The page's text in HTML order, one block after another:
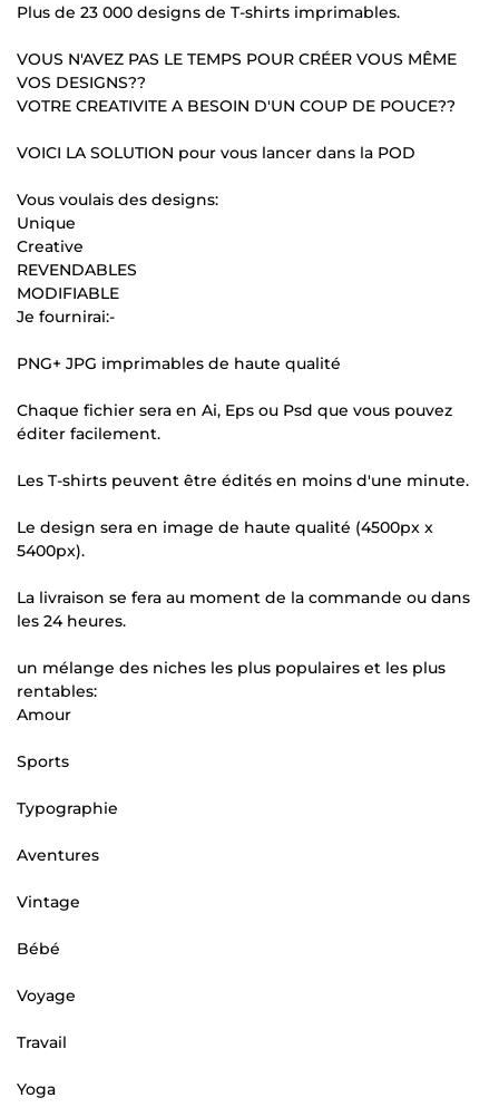
Plus de 23 000 designs de T-shirts imprimables.
VOUS N'AVEZ PAS LE TEMPS POUR CRÉER VOUS MÊME
VOS DESIGNS??
VOTRE CREATIVITE A BESOIN D'UN COUP DE POUCE??
VOICI LA SOLUTION pour vous lancer dans la POD
Vous voulais des designs:
Unique
Creative
REVENDABLES
MODIFIABLE
Je fournirai:-
PNG+ JPG imprimables de haute qualité
Chaque fichier sera en Ai, Eps ou Psd que vous pouvez
éditer facilement.
Les T-shirts peuvent être édités en moins d'une minute.
Le design sera en image de haute qualité (4500px x
5400px).
La livraison se fera au moment de la commande ou dans
les 24 heures.
un mélange des niches les plus populaires et les plus
rentables:
Amour
Sports
Typographie
Aventures
Vintage
Bébé
Voyage
Travail
Yoga